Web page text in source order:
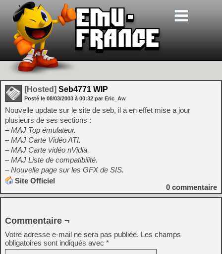
[Hosted] Seb4771 WIP
Posté le 08/03/2003 à 00:32 par Eric_Aw
Nouvelle update sur le site de seb, il a en effet mise a jour
plusieurs de ses sections :
– MAJ Top émulateur.
– MAJ Carte Vidéo ATI.
– MAJ Carte vidéo nVidia.
– MAJ Liste de compatibilité.
– Nouvelle page sur les GFX de SIS.
Site Officiel
0 commentaire
Commentaire ¬
Votre adresse e-mail ne sera pas publiée. Les champs
obligatoires sont indiqués avec *